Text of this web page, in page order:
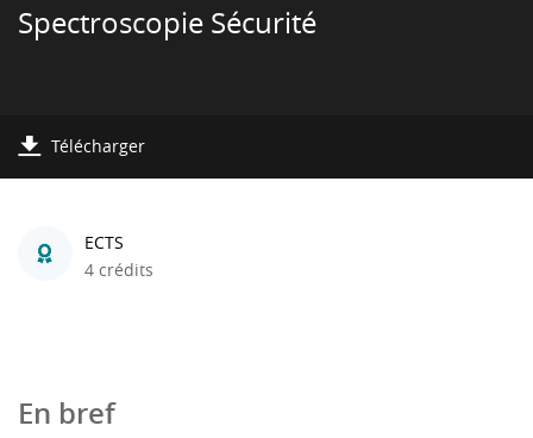
Spectroscopie Sécurité
Télécharger
ECTS
4 crédits
En bref